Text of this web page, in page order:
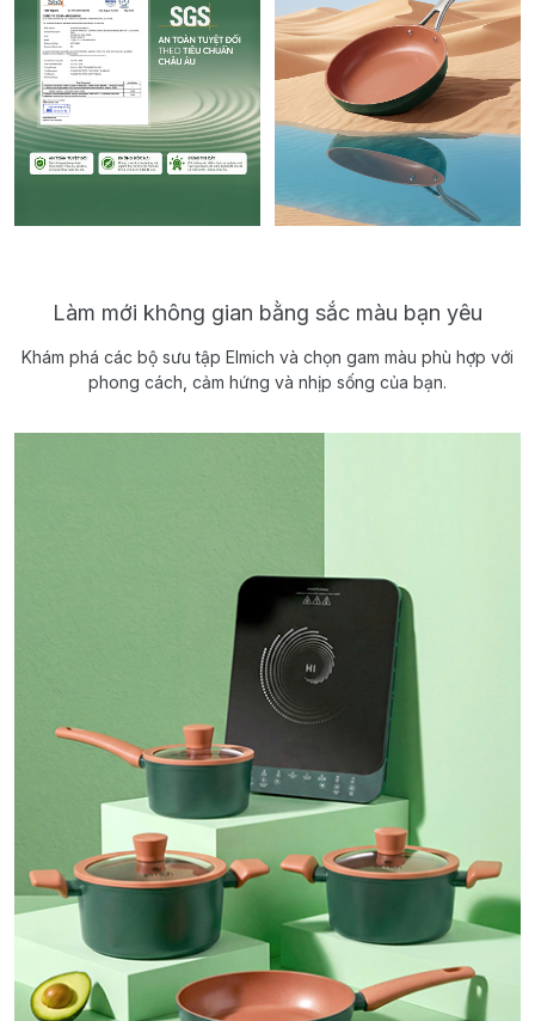
Làm mới không gian bằng sắc màu bạn yêu
Khám phá các bộ sưu tập Elmich và chọn gam màu phù hợp với
phong cách, cảm hứng và nhịp sống của bạn.